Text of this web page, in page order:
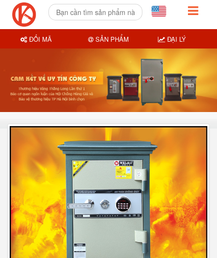
ĐỔI MÃ SẢN PHẨM ĐẠI LÝ